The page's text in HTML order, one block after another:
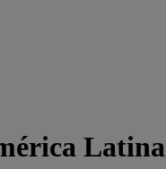
Latina